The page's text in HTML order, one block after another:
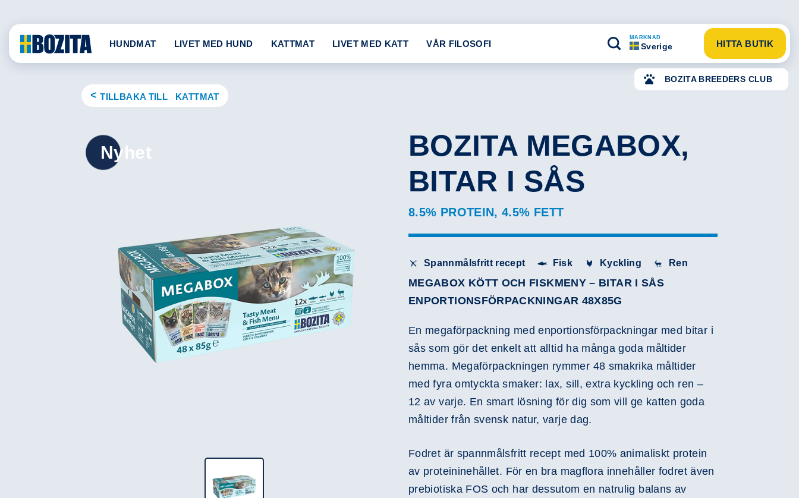
content
BOZITA BREEDERS CLUB
HUNDMAT LIVET MED HUND KATTMAT LIVET MED KATT VÅR FILOSOFI
MARKNAD
Sverige HITTA BUTIK
TILLBAKA TILL KATTMAT
Nyhet
BOZITA MEGABOX,
BITAR I SÅS
8.5% PROTEIN, 4.5% FETT
Spannmålsfritt recept Fisk Kyckling Ren
MEGABOX KÖTT OCH FISKMENY – BITAR I SÅS
ENPORTIONSFÖRPACKNINGAR 48X85G
En megaförpackning med enportionsförpackningar med bitar i
sås som gör det enkelt att alltid ha många goda måltider
hemma. Megaförpackningen rymmer 48 smakrika måltider
med fyra omtyckta smaker: lax, sill, extra kyckling och ren –
12 av varje. En smart lösning för dig som vill ge katten goda
måltider från svensk natur, varje dag.
Fodret är spannmålsfritt recept med 100% animaliskt protein
av proteininehållet. För en bra magflora innehåller fodret även
prebiotiska FOS och har dessutom en natrulig balans av